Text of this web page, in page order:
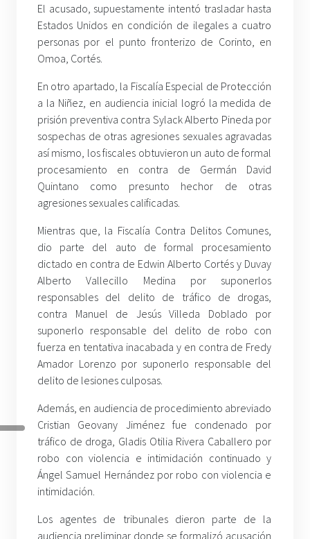
El acusado, supuestamente intentó trasladar hasta
Estados Unidos en condición de ilegales a cuatro
personas por el punto fronterizo de Corinto, en
Omoa, Cortés.
En otro apartado, la Fiscalía Especial de Protección
a la Niñez, en audiencia inicial logró la medida de
prisión preventiva contra Sylack Alberto Pineda por
sospechas de otras agresiones sexuales agravadas
así mismo, los fiscales obtuvieron un auto de formal
procesamiento en contra de Germán David
Quintano como presunto hechor de otras
agresiones sexuales calificadas.
Mientras que, la Fiscalía Contra Delitos Comunes,
dio parte del auto de formal procesamiento
dictado en contra de Edwin Alberto Cortés y Duvay
Alberto Vallecillo Medina por suponerlos
responsables del delito de tráfico de drogas,
contra Manuel de Jesús Villeda Doblado por
suponerlo responsable del delito de robo con
fuerza en tentativa inacabada y en contra de Fredy
Amador Lorenzo por suponerlo responsable del
delito de lesiones culposas.
Además, en audiencia de procedimiento abreviado
Cristian Geovany Jiménez fue condenado por
tráfico de droga, Gladis Otilia Rivera Caballero por
robo con violencia e intimidación continuado y
Ángel Samuel Hernández por robo con violencia e
intimidación.
Los agentes de tribunales dieron parte de la
audiencia preliminar donde se formalizó acusación